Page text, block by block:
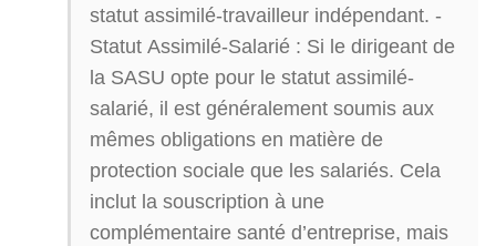
statut assimilé-travailleur indépendant. -
Statut Assimilé-Salarié : Si le dirigeant de
la SASU opte pour le statut assimilé-
salarié, il est généralement soumis aux
mêmes obligations en matière de
protection sociale que les salariés. Cela
inclut la souscription à une
complémentaire santé d’entreprise, mais